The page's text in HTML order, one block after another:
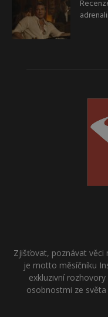
Zjišťovat, poznávat věci
je motto měsíčníku
exkluzivní
osobnostmi ze